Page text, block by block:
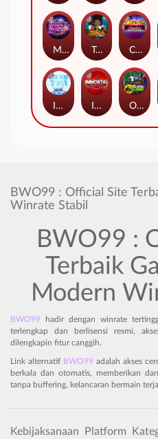
Casino Win Spin
Immortal Fruits
Tesla Jolt
Outsourced: Slash Game
Milky Ways
Ice Ice Yeti
BWO99 : Official Site
Winrate Stabil
BWO99 :
Terbaik
Modern
BWO99 hadir dengan winrate
terlengkap dan berlisensi resmi,
dilengkapin fitur canggih.
Link alternatif BWO99 adalah akses
berkala dan otomatis, memberikan
tanpa buffering, kelancaran bermain
Kebijaksanaan Platform